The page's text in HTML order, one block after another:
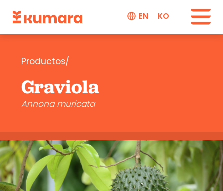
EN KO
Productos/
Graviola
Annona muricata